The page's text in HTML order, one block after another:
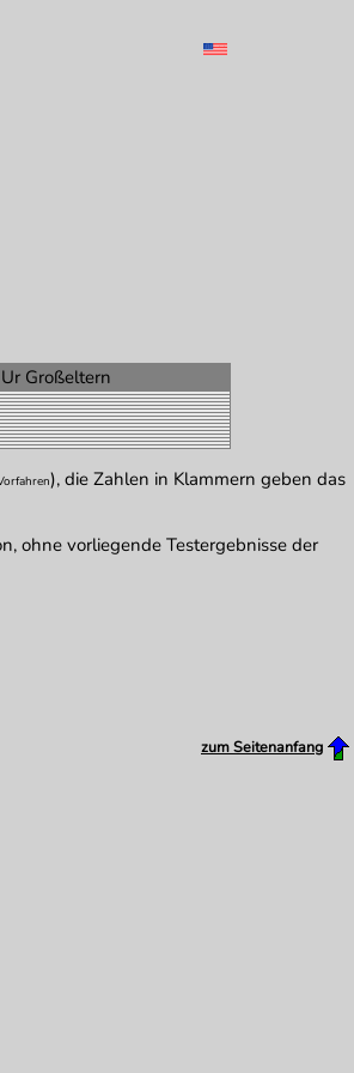
Großeltern
), die Zahlen in Klammern geben das
ohne vorliegende Testergebnisse der
zum Seitenanfang